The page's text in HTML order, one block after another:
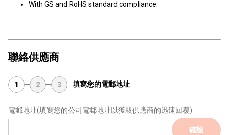
With GS and RoHS standard compliance.
聯絡供應商
1 2 3 填寫您的電郵地址
電郵地址(填寫您的公司電郵地址以獲取供應商的迅速回覆)
確認